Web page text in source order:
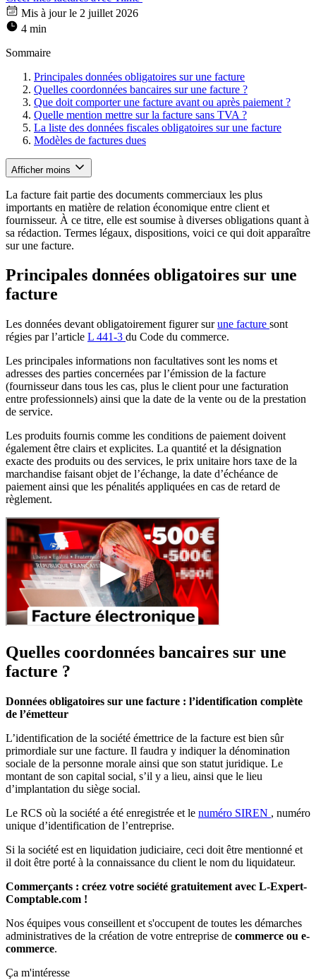
Mis à jour le 2 juillet 2026
4 min
Sommaire
Principales données obligatoires sur une facture
Quelles coordonnées bancaires sur une facture ?
Que doit comporter une facture avant ou après paiement ?
Quelle mention mettre sur la facture sans TVA ?
La liste des données fiscales obligatoires sur une facture
Modèles de factures dues
Afficher moins
La facture fait partie des documents commerciaux les plus
importants en matière de relation économique entre client et
fournisseur. À ce titre, elle est soumise à diverses obligations quant à
sa rédaction. Termes légaux, dispositions, voici ce qui doit apparaître
sur une facture.
Principales données obligatoires sur une
facture
Les données devant obligatoirement figurer surune facture sont
régies par l’article L 441-3 du Code du commerce.
Les principales informations non facultatives sont les noms et
adresses des parties concernées par l’émission de la facture
(fournisseur dans tous les cas, plus le client pour une facturation
entre professionnels) ainsi que la date de la vente ou de la prestation
de service.
Les produits fournis comme les conditions de paiement doivent
également être clairs et explicites. La quantité et la désignation
exacte des produits ou des services, le prix unitaire hors taxe de la
marchandise faisant objet de l’échange, la date d’échéance de
paiement ainsi que les pénalités appliquées en cas de retard de
règlement.
Quelles coordonnées bancaires sur une
facture ?
Données obligatoires sur une facture : l’identification complète
de l’émetteur
L’identification de la société émettrice de la facture est bien sûr
primordiale sur une facture. Il faudra y indiquer la dénomination
sociale de la personne morale ainsi que son statut juridique. Le
montant de son capital social, s’il y a lieu, ainsi que le lieu
d’implantation du siège social.
Le RCS où la société a été enregistrée et le numéro SIREN , numéro
unique d’identification de l’entreprise.
Si la société est en liquidation judiciaire, ceci doit être mentionné et
il doit être porté à la connaissance du client le nom du liquidateur.
Commerçants : créez votre société gratuitement avec L-Expert-
Comptable.com !
Nos équipes vous conseillent et s'occupent de toutes les démarches
administratives de la création de votre entreprise de commerce ou e-
commerce.
Ça m'intéresse